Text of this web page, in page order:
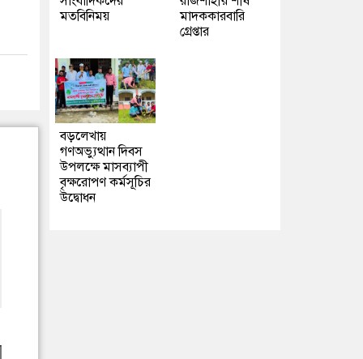
মতবিনিময়
মাদককারবারি
গ্রেপ্তার
বড়লেখায়
গণঅভ্যুত্থান দিবস
উপলক্ষে মাসব্যাপী
বৃক্ষরোপণ কর্মসূচির
উদ্বোধন